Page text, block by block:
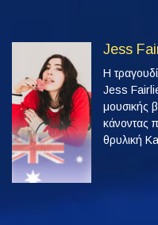
Jess
Η
Jess
μουσικής
κάνοντας
θρυλική